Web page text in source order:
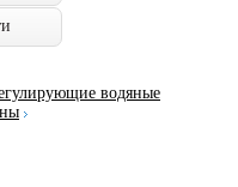
водяные